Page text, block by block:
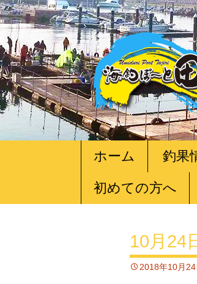
ツ
ホーム 釣果
初めての方へ
10月24
2018年10月24